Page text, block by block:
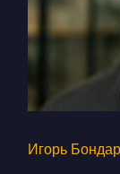
Игорь